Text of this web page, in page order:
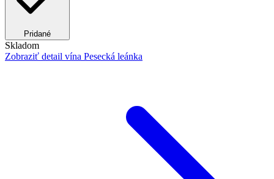
Pridané
Skladom
Zobraziť detail vína Pesecká leánka